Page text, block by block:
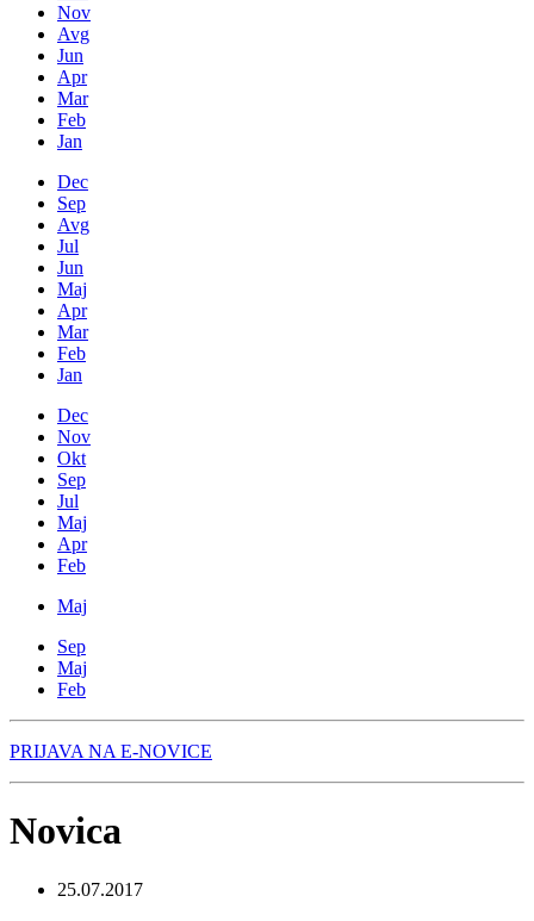
Nov
Avg
Jun
Apr
Mar
Feb
Jan
Dec
Sep
Avg
Jul
Jun
Maj
Apr
Mar
Feb
Jan
Dec
Nov
Okt
Sep
Jul
Maj
Apr
Feb
Maj
Sep
Maj
Feb
PRIJAVA NA E-NOVICE
Novica
25.07.2017